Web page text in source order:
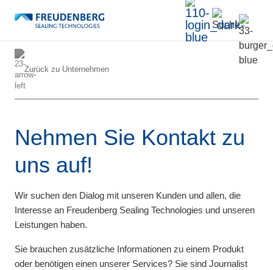
Zurück zu Unternehmen
Nehmen Sie Kontakt zu
uns auf!
Wir suchen den Dialog mit unseren Kunden und allen, die
Interesse an Freudenberg Sealing Technologies und unseren
Leistungen haben.
Sie brauchen zusätzliche Informationen zu einem Produkt
oder benötigen einen unserer Services? Sie sind Journalist